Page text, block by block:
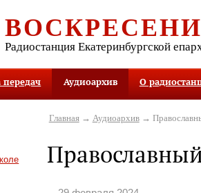
Радиостанция Екатеринбургской
Аудиоархив О
Главная→ Аудиоархив→